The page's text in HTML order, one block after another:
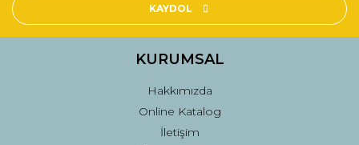
Ürün açıklamasında eksik bilgiler bulunuyor.
Ürün fiyatı diğer sitelerden daha pahalı.
KAYDOL
KURUMSAL
Hakkımızda
Online Katalog
İletişim